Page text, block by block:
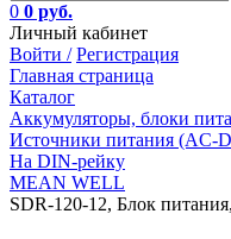
0 0 руб.
Личный кабинет
Войти / Регистрация
Главная страница
Каталог
Аккумуляторы, блоки
Источники питания (AC-
На DIN-рейку
MEAN WELL
SDR-120-12, Блок